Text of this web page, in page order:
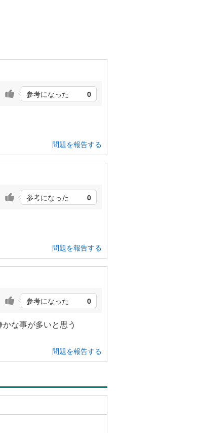
参考になった 0
問題を報告する
参考になった 0
問題を報告する
参考になった 0
な事が多いと思う
問題を報告する